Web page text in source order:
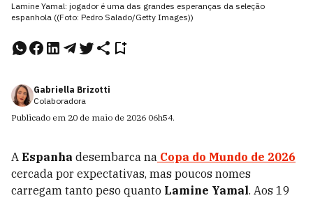
Lamine Yamal: jogador é uma das grandes esperanças da seleção
espanhola ((Foto: Pedro Salado/Getty Images))
Gabriella Brizotti
Colaboradora
Publicado em 20 de maio de 2026 06h54.
A Espanha desembarca na Copa do Mundo de 2026
cercada por expectativas, mas poucos nomes
carregam tanto peso quanto Lamine Yamal. Aos 19